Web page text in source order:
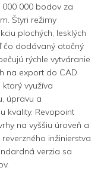
000 bodov za
Štyri režimy
plochých, lesklých
čo dodávaný otočný
rýchle vytváranie
na export do CAD
využíva
úpravu a
kvality. Revopoint
na vyššiu úroveň a
inžinierstva
verzia sa